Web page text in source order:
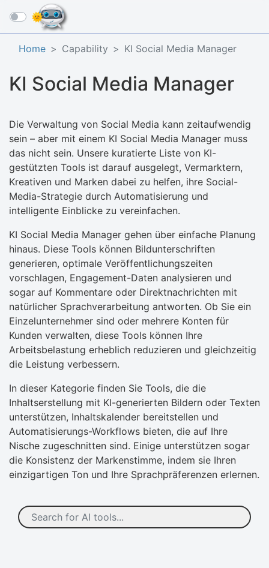
☰
Home Capability KI Social Media Manager​
KI Social Media Manager​
Die Verwaltung von Social Media kann zeitaufwendig
sein – aber mit einem KI Social Media Manager muss
das nicht sein. Unsere kuratierte Liste von KI-
gestützten Tools ist darauf ausgelegt, Vermarktern,
Kreativen und Marken dabei zu helfen, ihre Social-
Media-Strategie durch Automatisierung und
intelligente Einblicke zu vereinfachen.​
KI Social Media Manager gehen über einfache Planung
hinaus. Diese Tools können Bildunterschriften
generieren, optimale Veröffentlichungszeiten
vorschlagen, Engagement-Daten analysieren und
sogar auf Kommentare oder Direktnachrichten mit
natürlicher Sprachverarbeitung antworten. Ob Sie ein
Einzelunternehmer sind oder mehrere Konten für
Kunden verwalten, diese Tools können Ihre
Arbeitsbelastung erheblich reduzieren und gleichzeitig
die Leistung verbessern.​
In dieser Kategorie finden Sie Tools, die die
Inhaltserstellung mit KI-generierten Bildern oder Texten
unterstützen, Inhaltskalender bereitstellen und
Automatisierungs-Workflows bieten, die auf Ihre
Nische zugeschnitten sind. Einige unterstützen sogar
die Konsistenz der Markenstimme, indem sie Ihren
einzigartigen Ton und Ihre Sprachpräferenzen erlernen.